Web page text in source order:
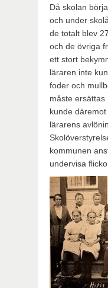
Då skolan
och under
de totalt blev
och de övriga
ett stort
läraren inte
foder och
måste ersättas
kunde
lärarens
kommunen
undervisa